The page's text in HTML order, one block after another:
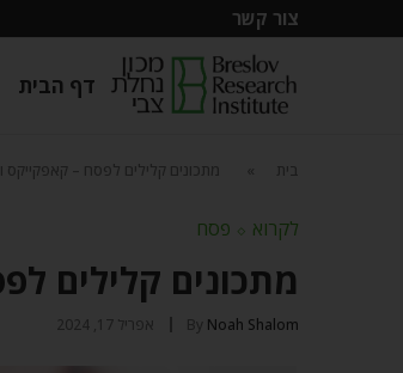
צור קשר
דף הבית
בית מתכונים קלילים לפסח – קאפקייקס
לקרוא ⬦ פסח
מתכונים קלילים
By Noah Shalom אפריל 17, 2024